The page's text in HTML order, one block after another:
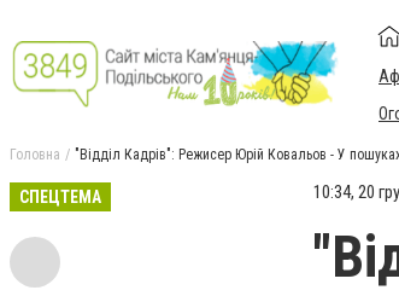
Головна "Відділ Кадрів": Режисер Юрій Ковальов - У пошуках
СПЕЦТЕМА 10:34, 20